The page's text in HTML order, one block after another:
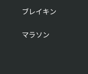
ブレイキン
マラソン